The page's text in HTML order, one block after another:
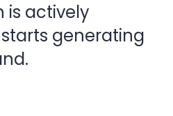
is actively
generating